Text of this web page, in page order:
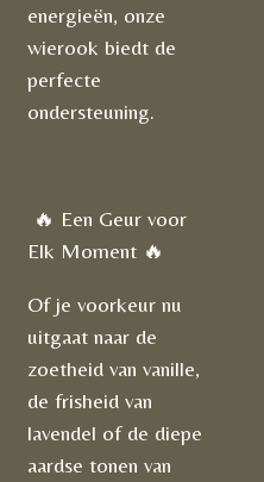
energieën, onze
wierook biedt de
perfecte
ondersteuning.
🔥 Een Geur voor
Elk Moment 🔥
Of je voorkeur nu
uitgaat naar de
zoetheid van vanille,
de frisheid van
lavendel of de diepe
aardse tonen van